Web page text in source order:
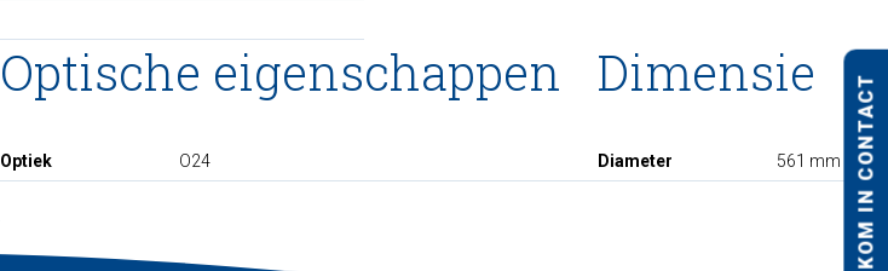
KOM IN CONTACT
Optische eigenschappen
Optiek O24
Dimensie
Diameter 561 mm